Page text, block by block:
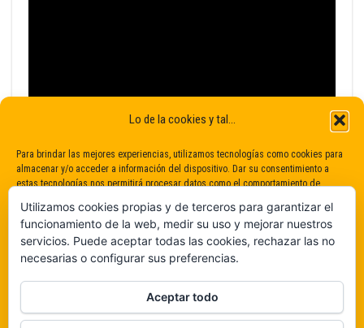
Lo de la cookies y tal...
Para brindar las mejores experiencias, utilizamos tecnologías como cookies para
almacenar y/o acceder a información del dispositivo. Dar su consentimiento a
estas tecnologías nos permitirá procesar datos como el comportamiento de
consentimiento puede afectar negativamente a determinadas características y
funciones.
De ninguna manera
Utilizamos cookies propias y de terceros para garantizar el
funcionamiento de la web, medir su uso y mejorar nuestros
servicios. Puede aceptar todas las cookies, rechazar las no
necesarias o configurar sus preferencias.
Aceptar todo